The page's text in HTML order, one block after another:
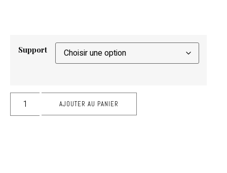
Support
AJOUTER AU PANIER